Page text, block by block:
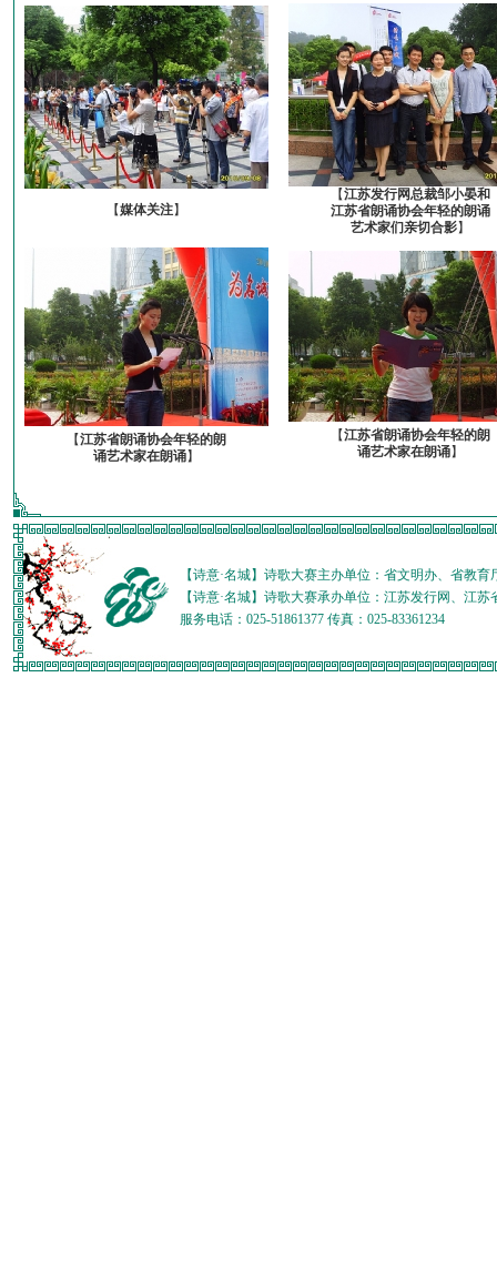
【媒体关注】
【江苏发行网总裁邹小晏和
江苏省朗诵协会年轻的朗诵
艺术家们亲切合影】
【江苏省朗诵协会年轻的朗
诵艺术家在朗诵】
【江苏省朗诵协会年轻的朗
诵艺术家在朗诵】
【诗意·名城】诗歌大赛主办单位：省文明办、省教
【诗意·名城】诗歌大赛承办单位：江苏发行网、江
服务电话：025-51861377 传真：025-83361234